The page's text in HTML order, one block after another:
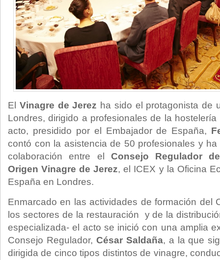
El Vinagre de Jerez ha sido el protagonista de
Londres, dirigido a profesionales de la
acto, presidido por el Embajador de España,
contó con la asistencia de 50 profesionales y
colaboración entre el Consejo Regulador
Origen Vinagre de Jerez, el ICEX y la Oficina
España en Londres.
Enmarcado en las actividades de formación del
los sectores de la restauración y de la
especializada- el acto se inició con una amplia
Consejo Regulador, César Saldaña, a la que
dirigida de cinco tipos distintos de vinagre,